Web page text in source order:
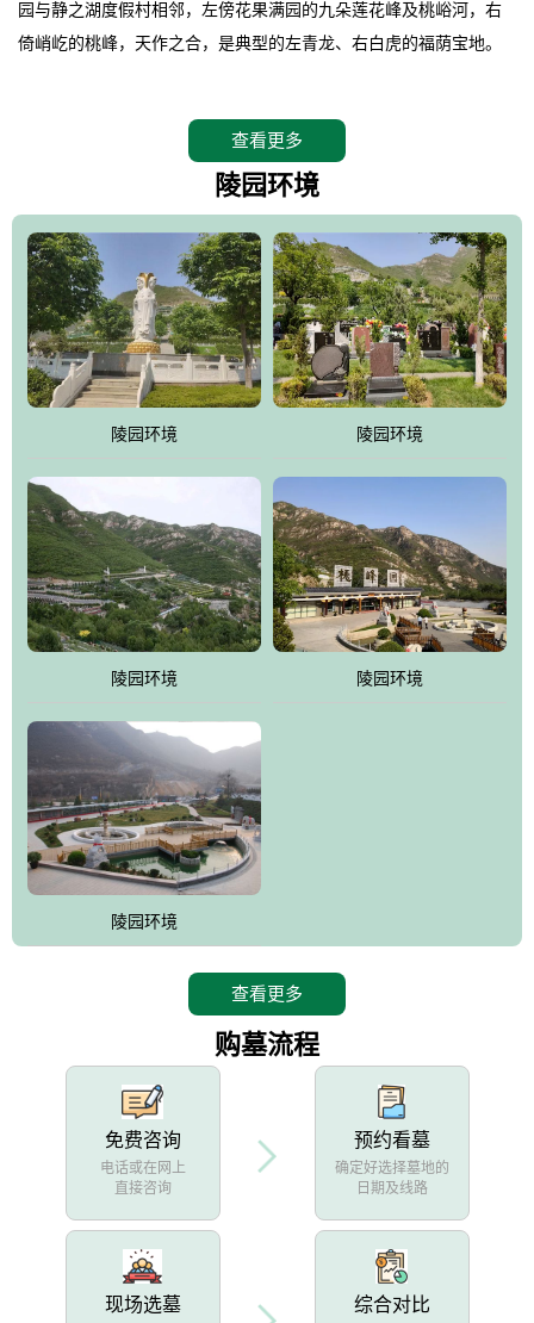
园与静之湖度假村相邻，左傍花果满园的九朵莲花峰及桃峪河，右
倚峭屹的桃峰，天作之合，是典型的左青龙、右白虎的福荫宝地。
师亲临园区指导，他认为“这里紧挨明十三陵，三面环山，坐北朝
南，地形极佳，地理位置得天独厚。”并感叹的说出了桃峰陵园是“人
生后花园，子孙福荫地”。
。
相传观音菩萨曾在九朵莲花峰上打坐品桃，并将桃核植于此谷，至
今这里的桃柿满园，故桃峰因此而得名。
。
桃峰园靠近京城，远离尘嚣，保持着相对原始的生态环境，飞鸟、
野兔、松鼠、山鸡随处可见，是人与自然和谐共处的佳境，是安息
逝者、感悟生命的圣地。
。
江河大地存忠骨，哀歌悲泪悼英灵。墓区依山就势，排列井然。福
寿苑尽展大家风范，名人在这里志铭，艺术在这里升华，军魂苑铭
刻着军人不朽的丰功伟绩，记载着将士辉煌的戎马生涯，尽显人生
个性;吉祥苑一派福禄祥和，长眠者在这里演绎着生命的永恒和再现;
如意苑尽现了逝者的宿愿和亲人们绵绵哀情及无尽孝意...
为抗日和解放战争期间流血牺牲的烈士新建一座革命烈士陵园，无
偿建墓立碑。建成后的烈士陵园将成为昌平区党员及各所学校的爱
国主义教育基地。
查看更多
陵园环境
陵园环境 陵园环境
陵园环境 陵园环境
陵园环境
查看更多
购墓流程
免费咨询
电话或在网上
直接咨询
预约看墓
确定好选择墓地的
日期及线路
现场选墓 综合对比